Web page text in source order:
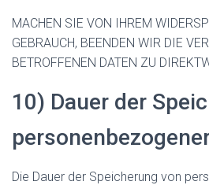
MACHEN SIE VON IHREM
GEBRAUCH, BEENDEN WIR DIE
BETROFFENEN DATEN ZU
10) Dauer der
Die Dauer der Speicherung von